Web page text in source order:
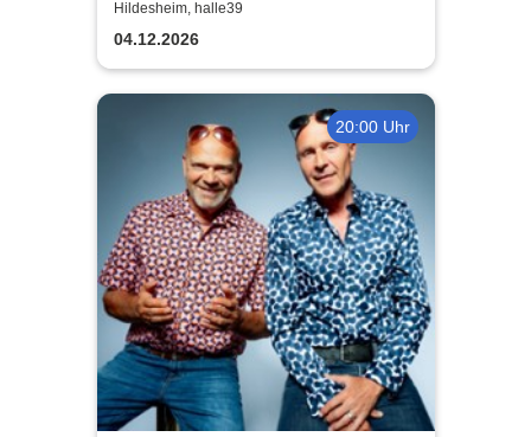
Hildesheim, halle39
04.12.2026
20:00 Uhr